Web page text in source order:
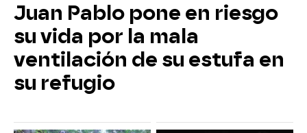
Juan Pablo pone en riesgo
su vida por la mala
ventilación de su estufa en
su refugio